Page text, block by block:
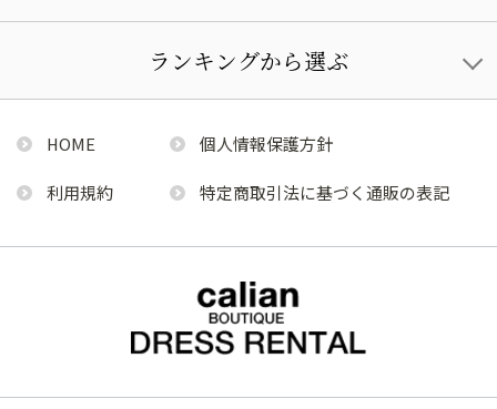
ランキングから選ぶ
HOME 個人情報保護方針
利用規約 特定商取引法に基づく通販の表記